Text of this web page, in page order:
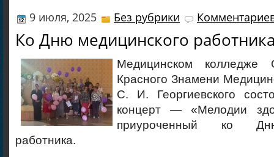
9 июля, 2025 Без рубрики
Ко Дню медицинского
Медицинском колледже
Красного Знамени
С. И. Георгиевского
концерт — «Мелодии
приуроченный ко
работника.